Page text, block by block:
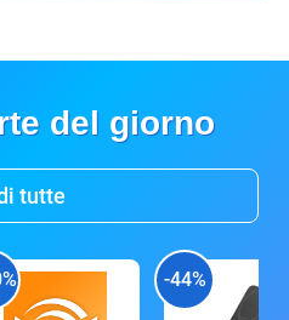
del giorno
tutte
-44%